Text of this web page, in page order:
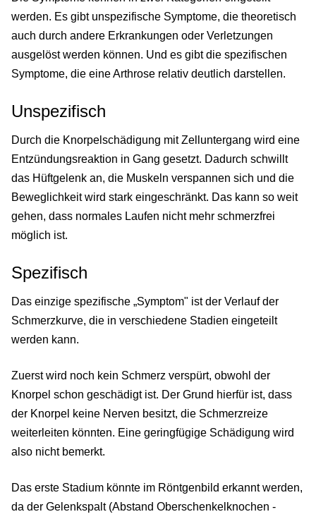
werden. Es gibt unspezifische Symptome, die theoretisch
auch durch andere Erkrankungen oder Verletzungen
ausgelöst werden können. Und es gibt die spezifischen
Symptome, die eine Arthrose relativ deutlich darstellen.
Unspezifisch
Durch die Knorpelschädigung mit Zelluntergang wird eine
Entzündungsreaktion in Gang gesetzt. Dadurch schwillt
das Hüftgelenk an, die Muskeln verspannen sich und die
Beweglichkeit wird stark eingeschränkt. Das kann so weit
gehen, dass normales Laufen nicht mehr schmerzfrei
möglich ist.
Spezifisch
Das einzige spezifische „Symptom" ist der Verlauf der
Schmerzkurve, die in verschiedene Stadien eingeteilt
werden kann.
Zuerst wird noch kein Schmerz verspürt, obwohl der
Knorpel schon geschädigt ist. Der Grund hierfür ist, dass
der Knorpel keine Nerven besitzt, die Schmerzreize
weiterleiten könnten. Eine geringfügige Schädigung wird
also nicht bemerkt.
Das erste Stadium könnte im Röntgenbild erkannt werden,
da der Gelenkspalt (Abstand Oberschenkelknochen -